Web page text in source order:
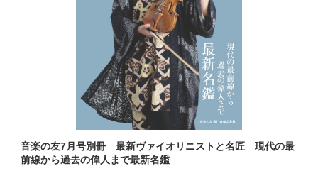
音楽の友7月号別冊 最新ヴァイオリニストと名匠 現代の最
前線から過去の偉人まで最新名鑑